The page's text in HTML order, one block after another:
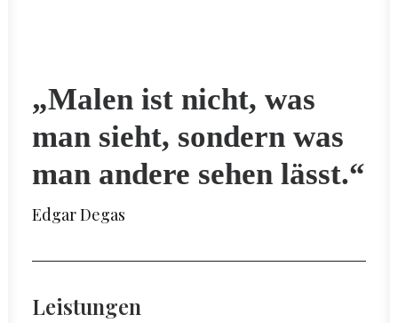
„Malen ist nicht, was
man sieht, sondern was
man andere sehen lässt.“
Edgar Degas
Leistungen